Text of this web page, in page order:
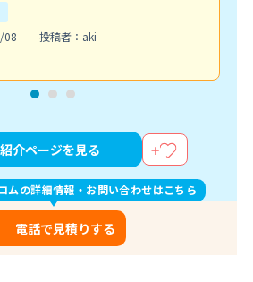
08
投稿者：aki
介ページを見る
ムの詳細情報・お問い合わせはこちら
電話で見積りする